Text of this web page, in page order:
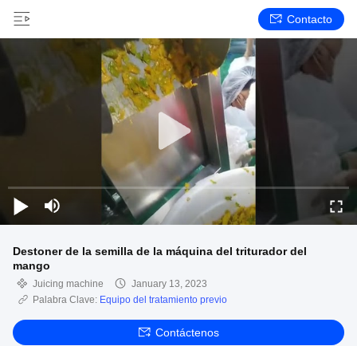
Contacto
Destoner de la semilla de la máquina del triturador del
mango
Juicing machine
January 13, 2023
Palabra Clave: Equipo del tratamiento previo
Contáctenos